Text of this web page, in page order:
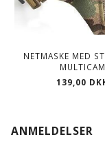
NETMASKE MED
MULTICAM
139,00
ANMELDELSER